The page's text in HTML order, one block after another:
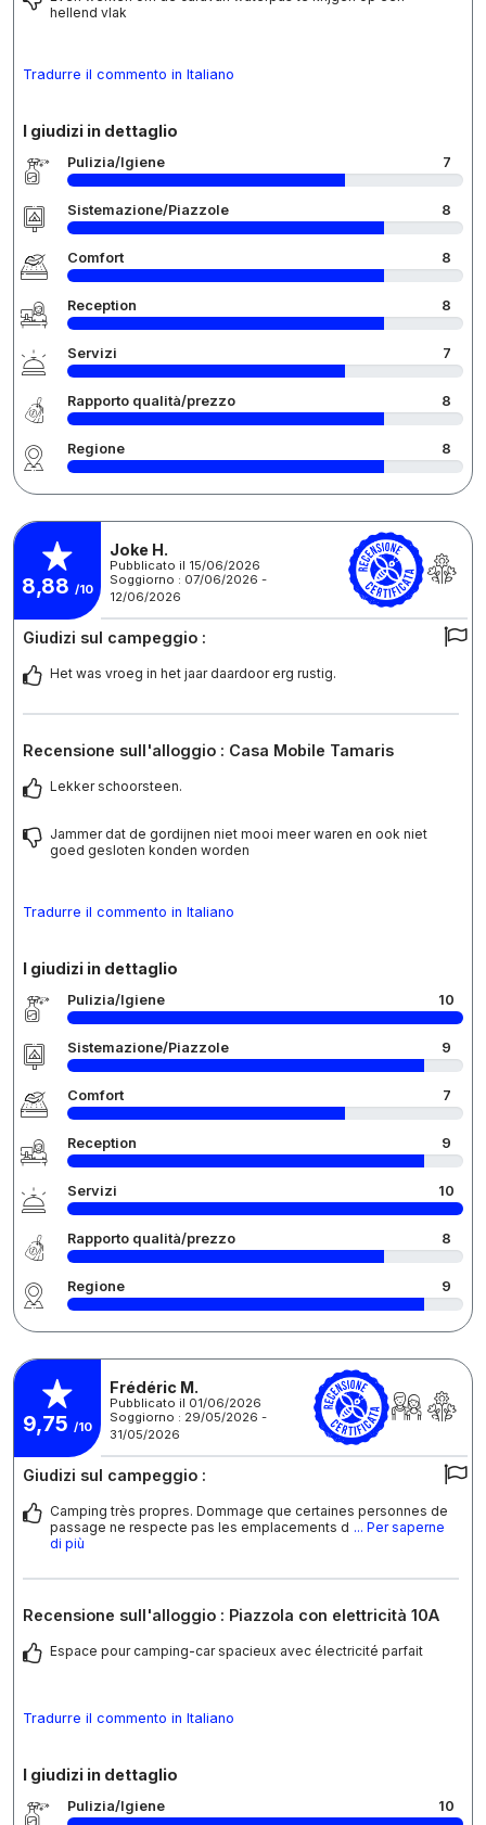
hellend vlak
Tradurre il commento in Italiano
I giudizi in dettaglio
Pulizia/Igiene 7
Sistemazione/Piazzole 8
Comfort 8
Reception 8
Servizi 7
Rapporto qualità/prezzo 8
Regione 8
8,88 /10
Joke H.
Pubblicato il 15/06/2026
Soggiorno : 07/06/2026 -
12/06/2026
Giudizi sul campeggio :
Het was vroeg in het jaar daardoor erg rustig.
Recensione sull'alloggio : Casa Mobile Tamaris
Lekker schoorsteen.
Jammer dat de gordijnen niet mooi meer waren en ook niet
goed gesloten konden worden
Tradurre il commento in Italiano
I giudizi in dettaglio
Pulizia/Igiene 10
Sistemazione/Piazzole 9
Comfort 7
Reception 9
Servizi 10
Rapporto qualità/prezzo 8
Regione 9
9,75 /10
Frédéric M.
Pubblicato il 01/06/2026
Soggiorno : 29/05/2026 -
31/05/2026
Giudizi sul campeggio :
Camping très propres. Dommage que certaines personnes de
passage ne respecte pas les emplacements d ... Per saperne
di più
Recensione sull'alloggio : Piazzola con elettricità 10A
Espace pour camping-car spacieux avec électricité parfait
Tradurre il commento in Italiano
I giudizi in dettaglio
Pulizia/Igiene 10